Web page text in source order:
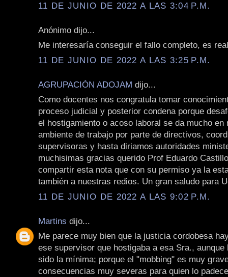
11 DE JUNIO DE 2022 A LAS 3:04 P.M.
Anónimo dijo...
Me interesaría conseguir el fallo completo, es
11 DE JUNIO DE 2022 A LAS 3:25 P.M.
AGRUPACIÓN ADOJAM dijo...
Como docentes nos congratula tomar
proceso judicial y posterior condena porque
el hostigamiento o acoso laboral se da mucho en
ambiente de trabajo por parte de directivos,
supervisoras y hasta diriamos autoridades
muchisimas gracias querido Prof Eduardo
compartir esta nota que con su permiso ya la
también a nuestras redios. Un gran saludo para
11 DE JUNIO DE 2022 A LAS 9:02 P.M.
Martins dijo...
Me parece muy bien que la justicia cordobesa
ese supervisor que hostigaba a esa Sra., aunque
sido la mínima; porque el "mobbing" es muy
consecuencias muy severas para quien lo